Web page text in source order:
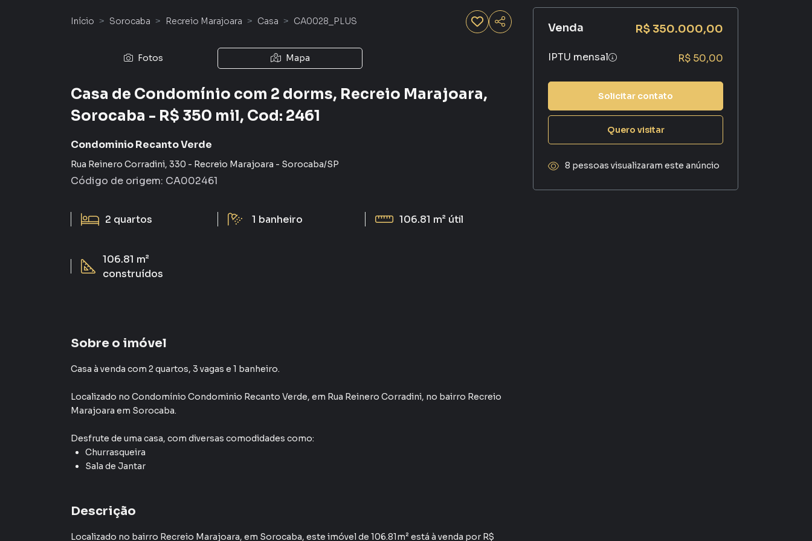
Início Sorocaba Recreio Marajoara Casa CA0028_PLUS
Fotos Mapa
Casa de Condomínio com 2 dorms, Recreio Marajoara,
Sorocaba - R$ 350 mil, Cod: 2461
Condominio Recanto Verde
Rua Reinero Corradini, 330 - Recreio Marajoara - Sorocaba/SP
Código de origem: CA002461
2 quartos 1 banheiro 106.81 m² útil
106.81 m²
construídos
Sobre o imóvel
Casa à venda com 2 quartos, 3 vagas e 1 banheiro.
Localizado no Condomínio Condominio Recanto Verde, em Rua Reinero Corradini, no bairro Recreio
Marajoara em Sorocaba.
Desfrute de uma casa, com diversas comodidades como:
Churrasqueira
Sala de Jantar
Descrição
Localizado no bairro Recreio Marajoara, em Sorocaba, este imóvel de 106.81m² está à venda por R$
Venda R$ 350.000,00
IPTU mensal R$ 50,00
Solicitar contato
Quero visitar
8 pessoas visualizaram este anúncio